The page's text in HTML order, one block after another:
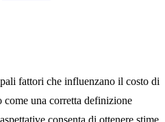
fattori che influenzano il costo di
come una corretta definizione
consenta di ottenere stime